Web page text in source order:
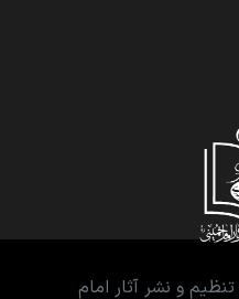
و نشر آثار امام